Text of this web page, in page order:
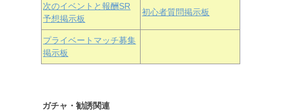
近江彼方
エマ・ヴェ
次のイベントと報酬SR
予想掲示板
初心者質問掲示板
プライベートマッチ募集
掲示板
ガチャ・勧誘関連